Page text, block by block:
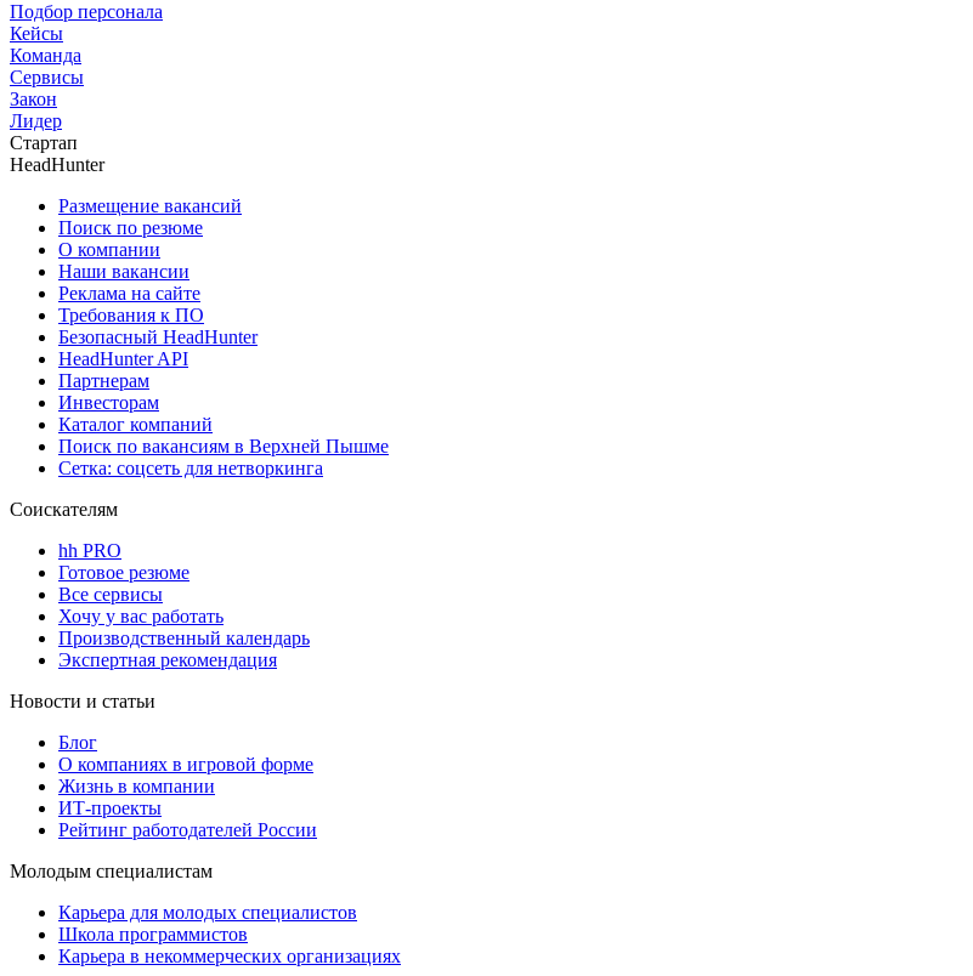
Подбор персонала
Кейсы
Команда
Сервисы
Закон
Лидер
Стартап
HeadHunter
Размещение вакансий
Поиск по резюме
О компании
Наши вакансии
Реклама на сайте
Требования к ПО
Безопасный HeadHunter
HeadHunter API
Партнерам
Инвесторам
Каталог компаний
Поиск по вакансиям в Верхней Пышме
Сетка: соцсеть для нетворкинга
Соискателям
hh PRO
Готовое резюме
Все сервисы
Хочу у вас работать
Производственный календарь
Экспертная рекомендация
Новости и статьи
Блог
О компаниях в игровой форме
Жизнь в компании
ИТ-проекты
Рейтинг работодателей России
Молодым специалистам
Карьера для молодых специалистов
Школа программистов
Карьера в некоммерческих организациях